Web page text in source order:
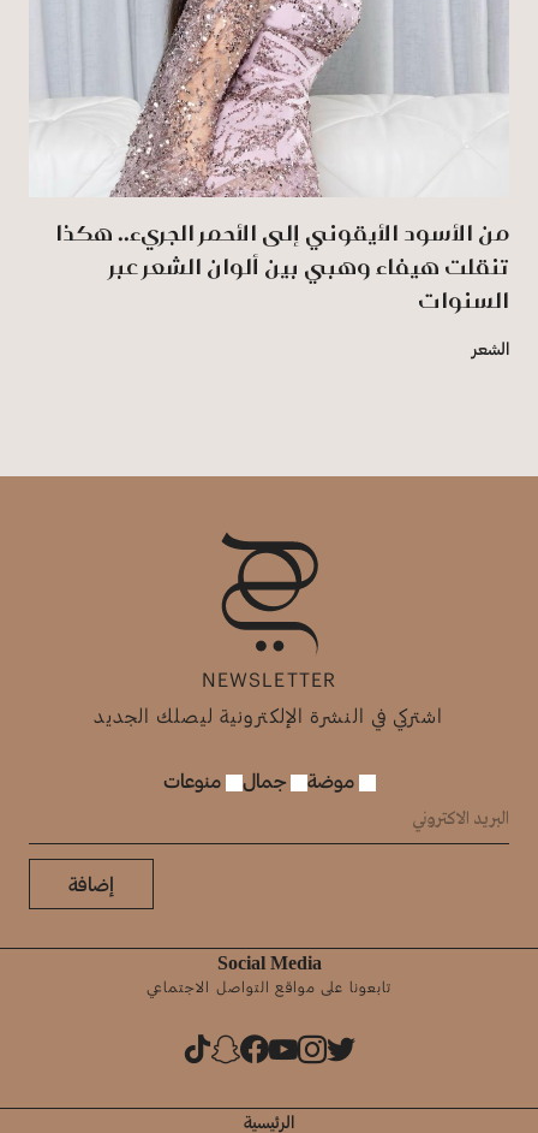
من الأسود الأيقوني إلى الأحمر الجريء.. هكذا
تنقلت هيفاء وهبي بين ألوان الشعر عبر
السنوات
الشعر
NEWSLETTER
اشتركي في النشرة الإلكترونية ليصلك الجديد
موضة جمال منوعات
إضافة
Social Media
تابعونا على مواقع التواصل الاجتماعي
الرئيسية